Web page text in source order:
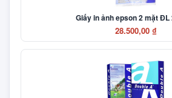
Giấy in ảnh epson 2 mặt ĐL
28.500,00 ₫